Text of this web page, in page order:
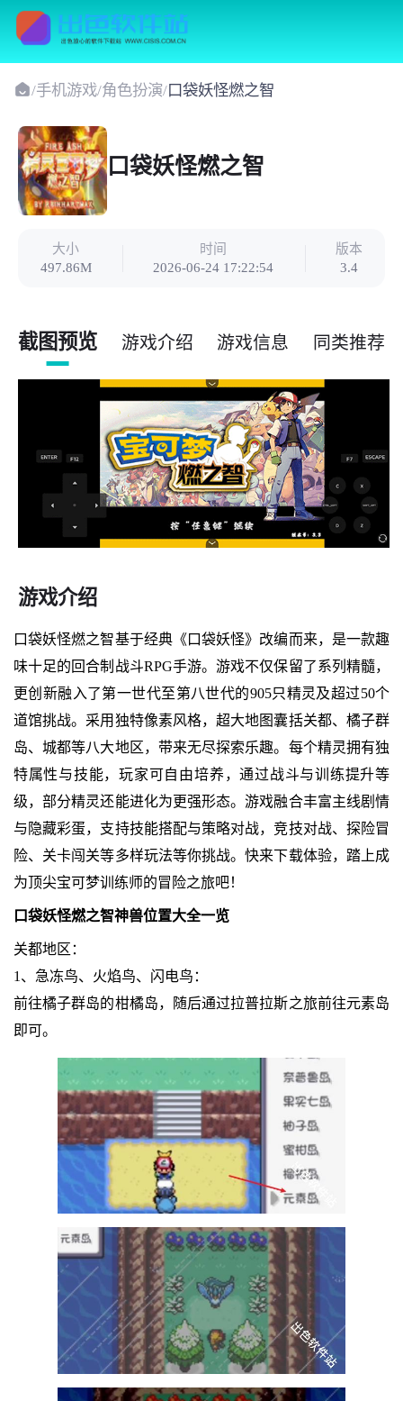
/手机游戏/角色扮演/口袋妖怪燃之智
口袋妖怪燃之智
大小
497.86M
时间
2026-06-24 17:22:54
版本
3.4
截图预览 游戏介绍 游戏信息 同类推荐
游戏介绍
口袋妖怪燃之智基于经典《口袋妖怪》改编而来，是一款趣
味十足的回合制战斗RPG手游。游戏不仅保留了系列精髓，
更创新融入了第一世代至第八世代的905只精灵及超过50个
道馆挑战。采用独特像素风格，超大地图囊括关都、橘子群
岛、城都等八大地区，带来无尽探索乐趣。每个精灵拥有独
特属性与技能，玩家可自由培养，通过战斗与训练提升等
级，部分精灵还能进化为更强形态。游戏融合丰富主线剧情
与隐藏彩蛋，支持技能搭配与策略对战，竞技对战、探险冒
险、关卡闯关等多样玩法等你挑战。快来下载体验，踏上成
为顶尖宝可梦训练师的冒险之旅吧！
口袋妖怪燃之智神兽位置大全一览
关都地区：
1、急冻鸟、火焰鸟、闪电鸟：
前往橘子群岛的柑橘岛，随后通过拉普拉斯之旅前往元素岛
即可。